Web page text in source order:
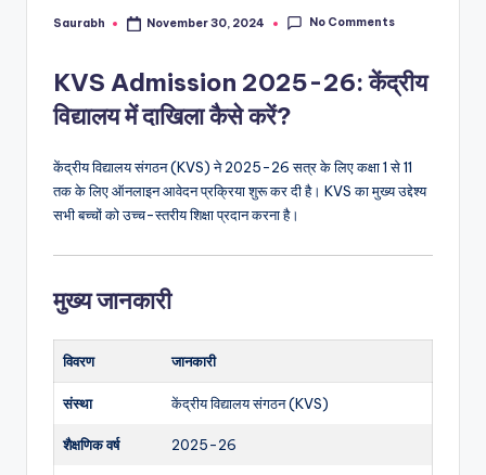
Posted
Saurabh November 30, 2024 No Comments
KVS Admission 2025-26: केंद्रीय
विद्यालय में दाखिला कैसे करें?
केंद्रीय विद्यालय संगठन (KVS) ने 2025-26 सत्र के लिए कक्षा 1 से 11
तक के लिए ऑनलाइन आवेदन प्रक्रिया शुरू कर दी है। KVS का मुख्य उद्देश्य
सभी बच्चों को उच्च-स्तरीय शिक्षा प्रदान करना है।
मुख्य जानकारी
विवरण जानकारी
संस्था केंद्रीय विद्यालय संगठन (KVS)
शैक्षणिक वर्ष 2025-26